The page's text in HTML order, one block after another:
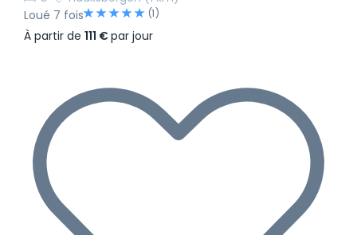
Loué 7 fois
(1)
À partir de 111 €par jour